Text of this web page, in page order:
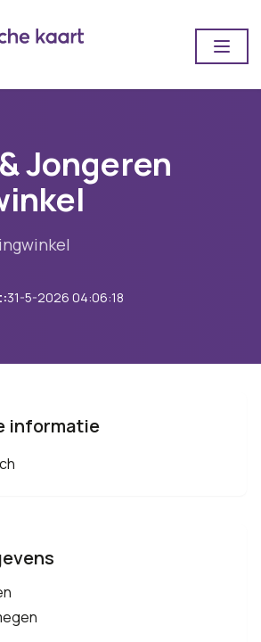
Jongeren
31-5-2026 04:06:18
informatie